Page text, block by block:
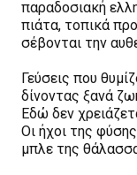
παραδοσιακή
πιάτα, τοπικά
σέβονται την
Γεύσεις που
δίνοντας ξανά
Εδώ δεν
Οι ήχοι της
μπλε της